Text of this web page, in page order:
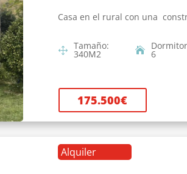
Casa en el rural con una
Tamaño:
340M2 6
175.500€
Alquiler